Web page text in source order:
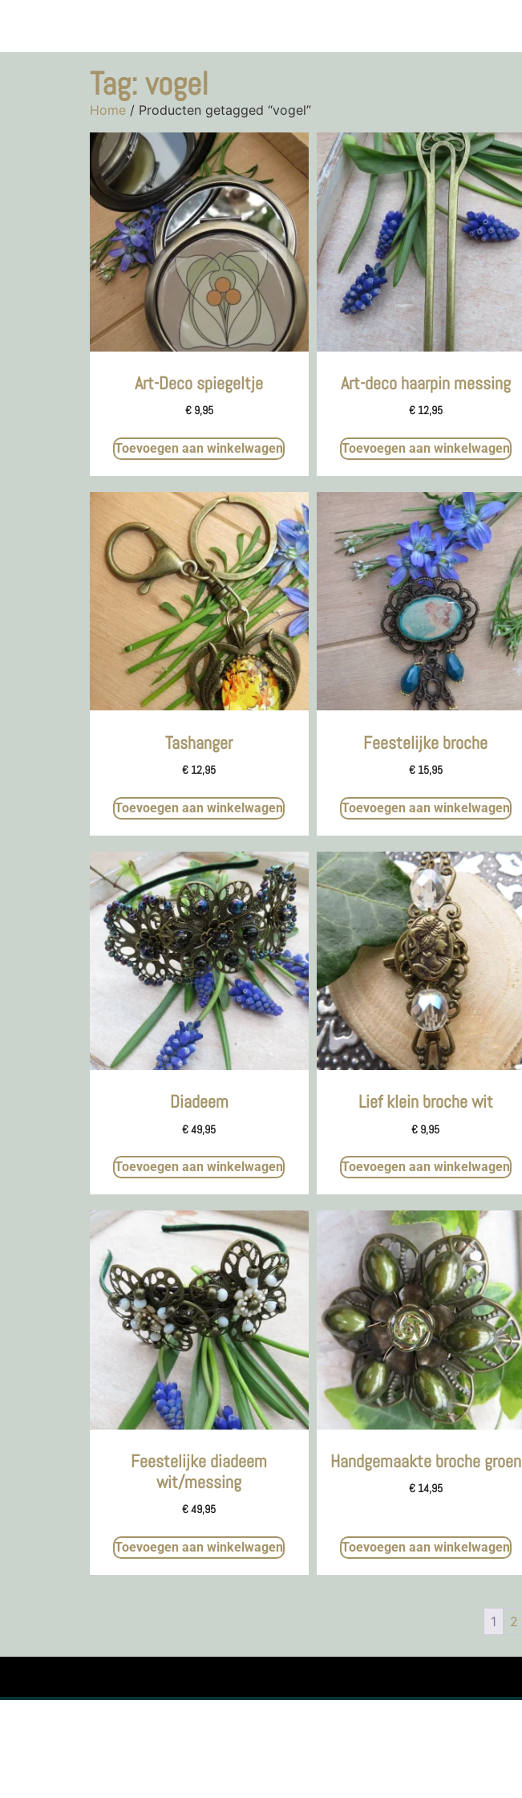
Tag: vogel
Home / Producten getagged “vogel”
Art-Deco spiegeltje
€9,95
Toevoegen aan winkelwagen
Art-deco haarpin messing
€12,95
Toevoegen aan winkelwagen
Tashanger
€ 12,95
Toevoegen aan winkelwagen
Feestelijke broche
€15,95
Toevoegen aan winkelwagen
Diadeem
€49,95
Toevoegen aan winkelwagen
Lief klein broche wit
€ 9,95
Toevoegen aan winkelwagen
Feestelijke diadeem
wit/messing
€49,95
Toevoegen aan winkelwagen
Handgemaakte broche groen
€14,95
Toevoegen aan winkelwagen
1 2